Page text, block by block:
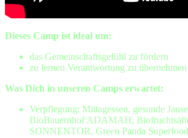
Dieses Camp ist ideal um:
das Gemeinschaftsgefühl zu fördern
zu lernen Verantwortung zu übernehmen
Was Dich in unseren Camps erwartet:
Verpflegung: Mittagessen, gesunde
BioBauernhof ADAMAH,
SONNENTOR, Green Panda